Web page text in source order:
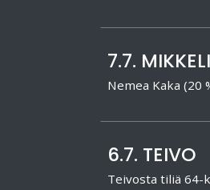
7.7. MIKKELI
Nemea Kaka (20
6.7. TEIVO
Teivosta tiliä 64-